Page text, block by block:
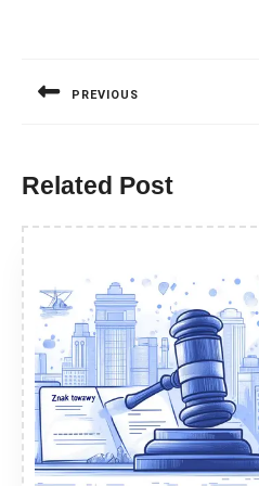
PREVIOUS
Related Post